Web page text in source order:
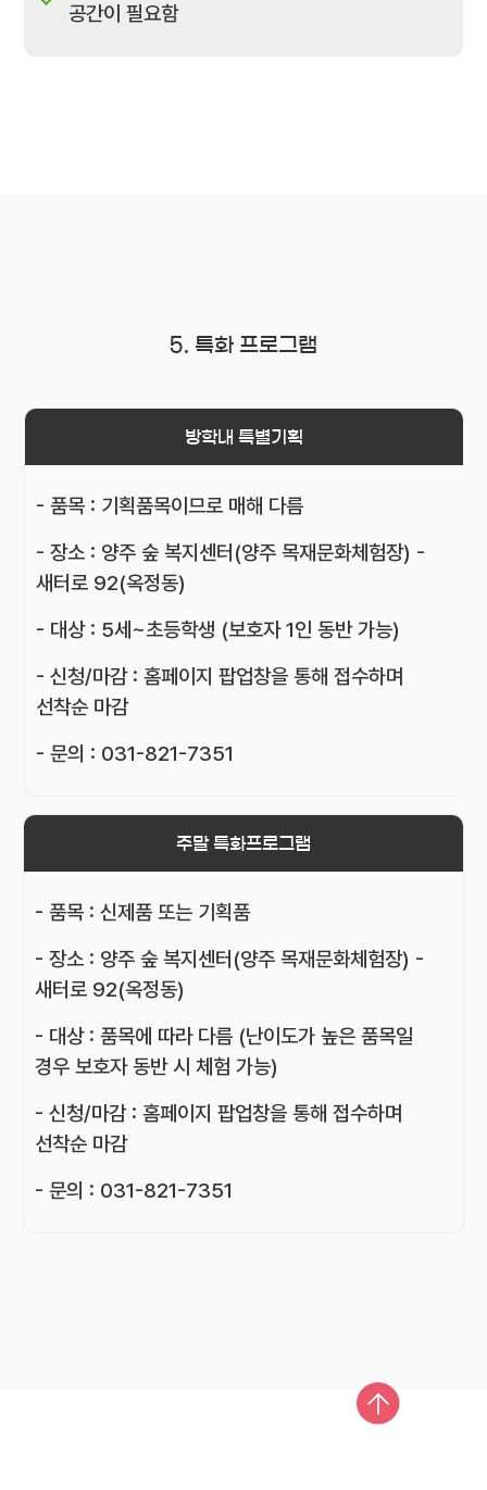
공간이 필요함
5. 특화 프로그램
방학내 특별기획
- 품목 : 기획품목이므로 매해 다름
- 장소 : 양주 숲 복지센터(양주 목재문화체험장) -
새터로 92(옥정동)
- 대상 : 5세~초등학생 (보호자 1인 동반 가능)
- 신청/마감 : 홈페이지 팝업창을 통해 접수하며
선착순 마감
- 문의 : 031-821-7351
주말 특화프로그램
- 품목 : 신제품 또는 기획품
- 장소 : 양주 숲 복지센터(양주 목재문화체험장) -
새터로 92(옥정동)
- 대상 : 품목에 따라 다름 (난이도가 높은 품목일
경우 보호자 동반 시 체험 가능)
- 신청/마감 : 홈페이지 팝업창을 통해 접수하며
선착순 마감
- 문의 : 031-821-7351